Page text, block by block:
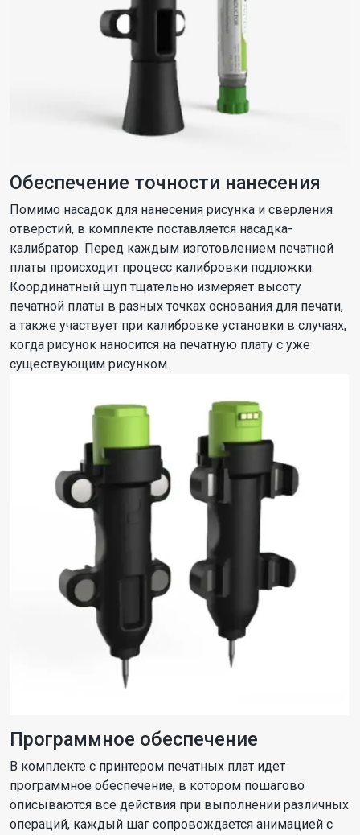
Обеспечение точности нанесения
Помимо насадок для нанесения рисунка и сверления
отверстий, в комплекте поставляется насадка-
калибратор. Перед каждым изготовлением печатной
платы происходит процесс калибровки подложки.
Координатный щуп тщательно измеряет высоту
печатной платы в разных точках основания для печати,
а также участвует при калибровке установки в случаях,
когда рисунок наносится на печатную плату с уже
существующим рисунком.
Программное обеспечение
В комплекте с принтером печатных плат идет
программное обеспечение, в котором пошагово
описываются все действия при выполнении различных
операций, каждый шаг сопровождается анимацией с